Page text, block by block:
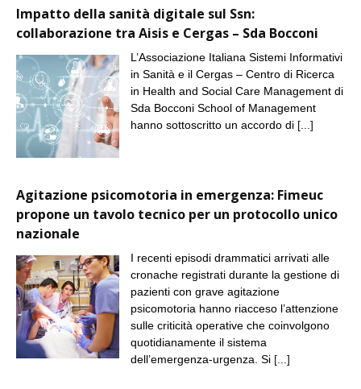
Impatto della sanità digitale sul Ssn:
collaborazione tra Aisis e Cergas – Sda Bocconi
L’Associazione Italiana Sistemi Informativi
in Sanità e il Cergas – Centro di Ricerca
in Health and Social Care Management di
Sda Bocconi School of Management
hanno sottoscritto un accordo di [...]
Agitazione psicomotoria in emergenza: Fimeuc
propone un tavolo tecnico per un protocollo unico
nazionale
I recenti episodi drammatici arrivati alle
cronache registrati durante la gestione di
pazienti con grave agitazione
psicomotoria hanno riacceso l’attenzione
sulle criticità operative che coinvolgono
quotidianamente il sistema
dell’emergenza-urgenza. Si [...]